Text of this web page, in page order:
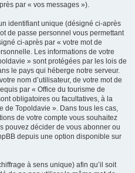
par « vos messages »).
identifiant unique (désigné ci-après
de passe personnel vous permettant
ci-après par « votre mot de
Les informations de votre
» sont protégées par les lois de
le pays qui héberge notre serveur.
nom d’utilisateur, de votre mot de
par « Office du tourisme de
obligatoires ou facultatives, à la
de Topoldavie ». Dans tous les cas,
de votre compte vous souhaitez
pouvez décider de vous abonner ou
depuis une option disponible sur
à sens unique) afin qu’il soit